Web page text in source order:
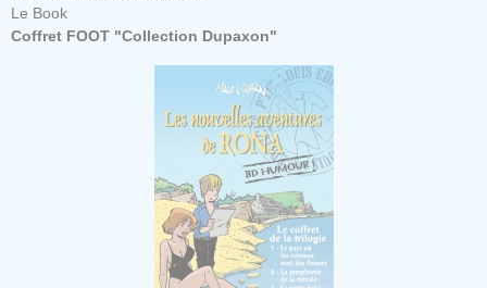
Le Book
Coffret FOOT "Collection Dupaxon"